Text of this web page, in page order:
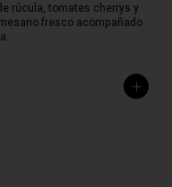
rúcula, tomates cherrys y
fresco acompañado